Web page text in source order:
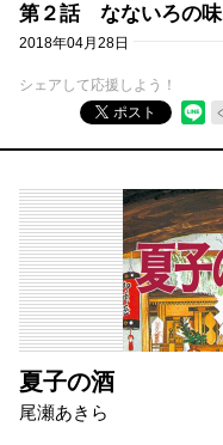
第２話 なないろの味
2018年04月28日
シェアして応援しよう！
ポスト
夏子の酒
尾瀬あきら